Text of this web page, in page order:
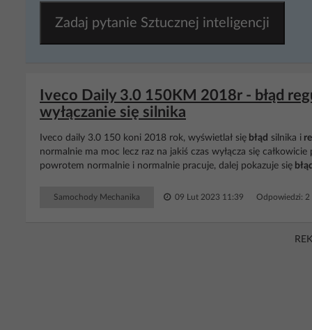
Zadaj pytanie Sztucznej inteligencji
Iveco Daily 3.0 150KM 2018r - błąd
wyłączanie się silnika
Iveco daily 3.0 150 koni 2018 rok, wyświetlał się błąd silnika i
normalnie ma moc lecz raz na jakiś czas wyłącza się
powrotem normalnie i normalnie pracuje, dalej pokazuje się błąd
Samochody Mechanika 09 Lut 2023 11:39 Odpowiedzi: